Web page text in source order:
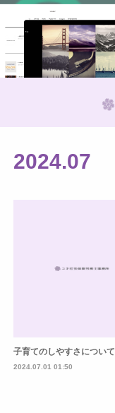
2024.07
子育てのしやすさについて
2024.07.01 01:50